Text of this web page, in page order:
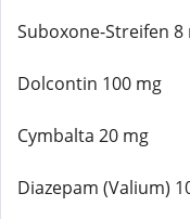
Suboxone-Streifen 8
Dolcontin 100 mg
Cymbalta 20 mg
Diazepam (Valium)